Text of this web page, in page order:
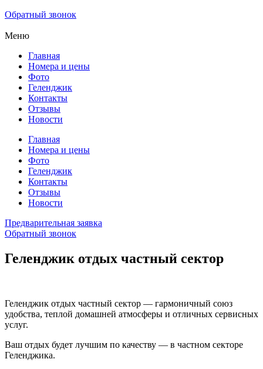
Обратный звонок
Меню
Главная
Номера и цены
Фото
Геленджик
Контакты
Отзывы
Новости
Главная
Номера и цены
Фото
Геленджик
Контакты
Отзывы
Новости
Предварительная заявка
Обратный звонок
Геленджик отдых частный сектор
Геленджик отдых частный сектор — гармоничный союз
удобства, теплой домашней атмосферы и отличных сервисных
услуг.
Ваш отдых будет лучшим по качеству — в частном секторе
Геленджика.